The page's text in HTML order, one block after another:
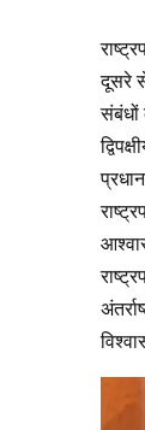
दूसरे
संबंधों